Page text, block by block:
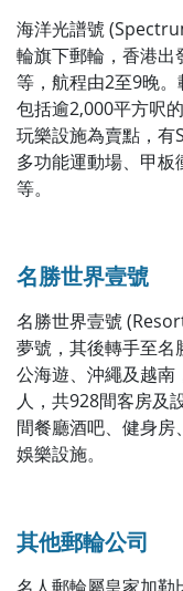
海洋光譜號
輪旗下郵輪，香港出
等，航程由2至9晚。
包括逾2,000平方呎
玩樂設施為賣點，
多功能運動場、甲板
等。
名勝世界壹號
名勝世界壹號
夢號，其後轉手至名
公海遊、沖繩及越
人，共928間客房及
間餐廳酒吧、健身
娛樂設施。
其他郵輪公司
名人郵輪屬皇家加勒